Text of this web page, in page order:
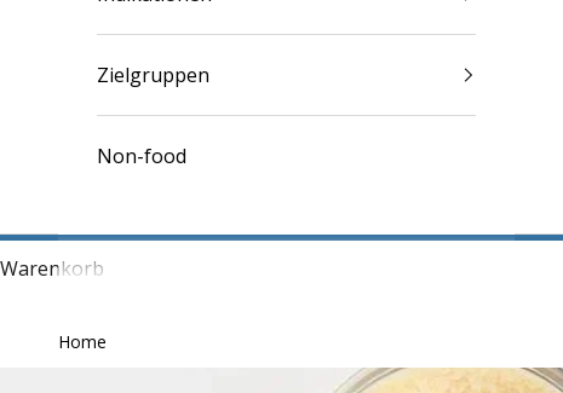
Zielgruppen
Non-food
Warenkorb
Home